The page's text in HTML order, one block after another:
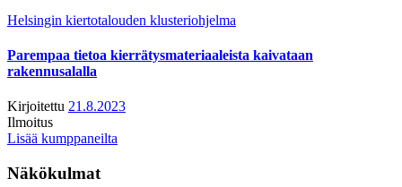
Helsingin kiertotalouden klusteriohjelma
Parempaa tietoa kierrätysmateriaaleista kaivataan
rakennusalalla
Kirjoitettu 21.8.2023
Ilmoitus
Lisää kumppaneilta
Näkökulmat